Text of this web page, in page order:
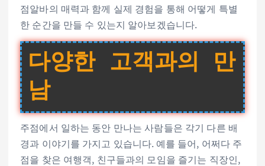
점알바의 매력과 함께 실제 경험을 통해 어떻게 특별
한 순간을 만들 수 있는지 알아보겠습니다.
다양한 고객과의 만
남
주점에서 일하는 동안 만나는 사람들은 각기 다른 배
경과 이야기를 가지고 있습니다. 예를 들어, 어쩌다 주
점을 찾은 여행객, 친구들과의 모임을 즐기는 직장인,